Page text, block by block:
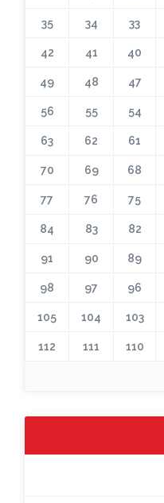
33
34
35
40
41
42
47
48
49
54
55
56
61
62
63
68
69
70
75
76
77
82
83
84
89
90
91
96
97
98
103
104
105
110
111
112